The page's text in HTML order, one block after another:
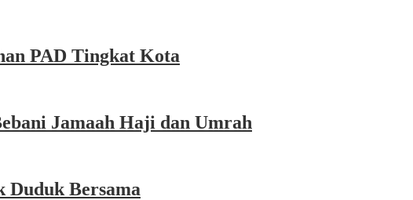
PAD Tingkat Kota
Jamaah Haji dan Umrah
Duduk Bersama